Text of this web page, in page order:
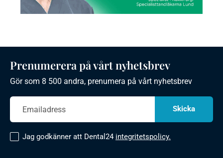
Prenumerera på vårt nyhetsbrev
Gör som 8 500 andra, prenumera på vårt nyhetsbrev
Jag godkänner att Dental24 integritetspolicy.